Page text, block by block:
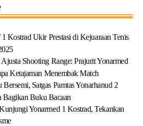
Kostrad Ukir Prestasi di Kejuaraan Tenis
Shooting Range: Prajurit Yonarmed
Ketajaman Menembak Match
Satgas Pamtas Yonarhanud 2
Bagikan Buku Bacaan
Yonarmed 1 Kostrad, Tekankan